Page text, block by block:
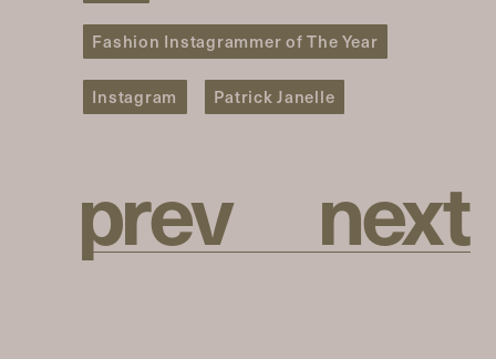
Fashion Instagrammer of The Year
Instagram Patrick Janelle
prev next